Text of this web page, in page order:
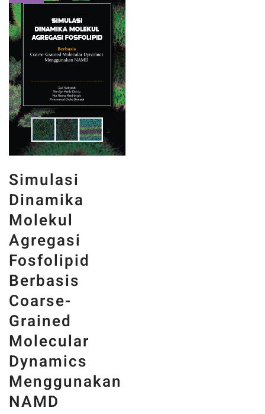
Simulasi
Dinamika
Molekul
Agregasi
Fosfolipid
Berbasis
Coarse-
Grained
Molecular
Dynamics
Menggunakan
NAMD